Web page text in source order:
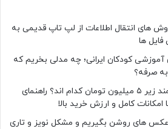
های انتقال اطلاعات از لپ تاپ قدیمی به
ها
کودکان ایرانی؛ چه مدلی بخریم که
صرفه؟
بهترین ساعت های هوشمند زیر ۵ میلیون تومان کدام اند؟ راهنمای
کامل و ارزش خرید بالا
های روشن بگیریم و مشکل نویز و تاری